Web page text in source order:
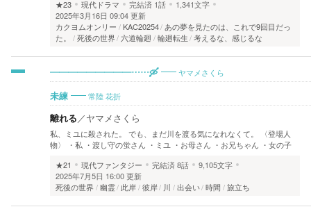
★23 現代ドラマ 完結済 1話
1,341文字
2025年3月16日 09:04 更新
カクヨムオンリー
KAC20254 あの夢を見たのは、これで9回目だっ
た。
死後の世界 六道輪廻 輪廻転生 考えるな、感じるな
―――――――――……🛶 ヤマメさくら
未練 常陸 花折
離れる ／ヤマメさくら
私、ミユに殺された。 でも、まだ川を渡る気になれなくて。 〈登場人
物〉 ・私 ・渡し守の蛍さん ・ミユ ・お母さん ・お兄ちゃん ・女の子
★21
現代ファンタジー 完結済8話
9,105文字
2025年7月5日 16:00 更新
死後の世界
幽霊 此岸 彼岸 川 出会い 時間 旅立ち